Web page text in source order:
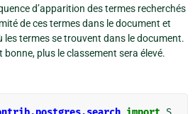
d’apparition des termes recherchés
de ces termes dans le document et
les termes se trouvent dans le document.
plus le classement sera élevé.